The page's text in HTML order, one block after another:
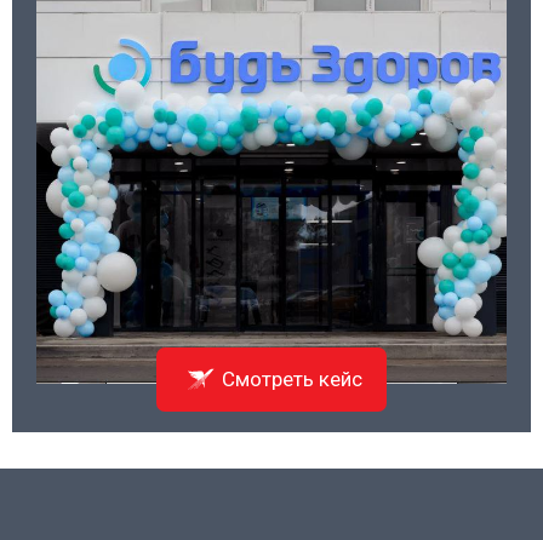
Смотреть кейс